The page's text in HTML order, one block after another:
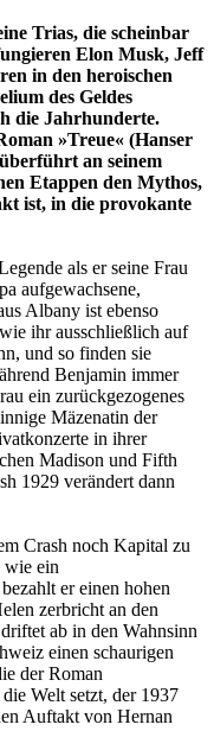
Trias, die scheinbar
Elon Musk, Jeff
in den heroischen
des Geldes
die Jahrhunderte.
»Treue« (Hanser
an seinem
Etappen den Mythos,
ist, in die provokante
als er seine Frau
aufgewachsene,
Albany ist ebenso
ihr ausschließlich auf
und so finden sie
Benjamin immer
ein zurückgezogenes
Mäzenatin der
in ihrer
Madison und Fifth
1929 verändert dann
Crash noch Kapital zu
wie ein
er einen hohen
zerbricht an den
ab in den Wahnsinn
einen schaurigen
der Roman
Welt setzt, der 1937
Auftakt von Hernan